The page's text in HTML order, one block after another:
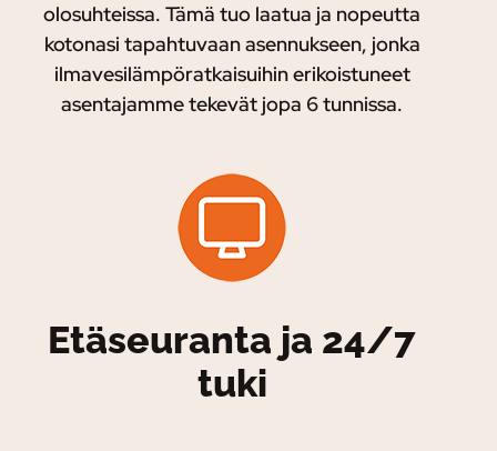
olosuhteissa. Tämä tuo laatua ja nopeutta
kotonasi tapahtuvaan asennukseen, jonka
ilmavesilämpöratkaisuihin erikoistuneet
asentajamme tekevät jopa 6 tunnissa.
Etäseuranta ja 24/7
tuki